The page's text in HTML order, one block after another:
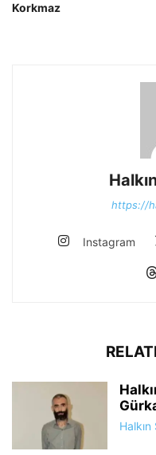
Korkmaz
https://
Instagram